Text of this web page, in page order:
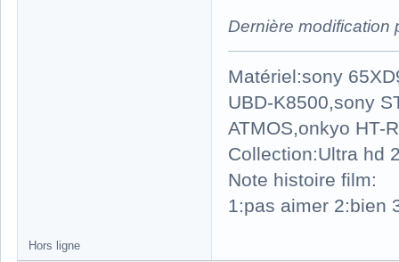
Dernière modification
Matériel:sony
UBD-K8500,sony
ATMOS,onkyo HT-
Collection:Ultra hd
Note histoire film:
1:pas aimer 2:bien
Hors ligne